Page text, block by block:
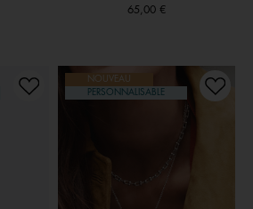
65,00 €
NOUVEAU
PERSONNALISABLE